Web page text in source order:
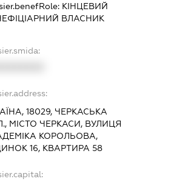
КІНЦЕВИЙ
ВЛАСНИК
18029, ЧЕРКАСЬКА
МІСТО ЧЕРКАСИ, ВУЛИЦЯ
КОРОЛЬОВА,
16, КВАРТИРА 58